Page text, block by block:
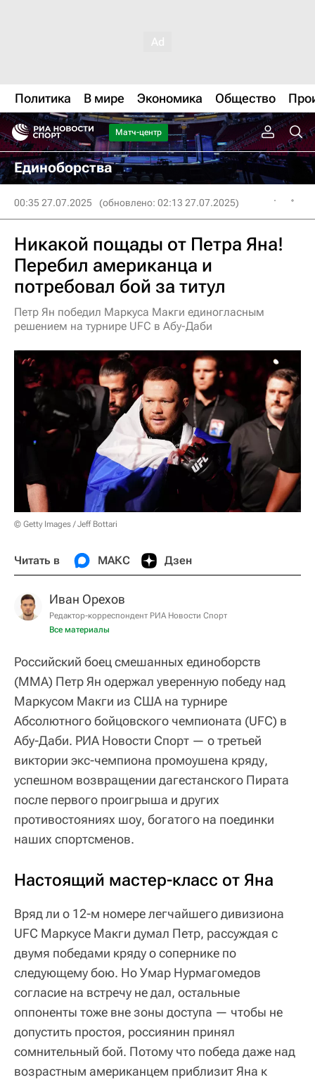
Политика В мире Экономика Общество
Матч-центр
Единоборства
00:35 27.07.2025 (обновлено: 02:13 27.07.2025)
Никакой пощады от Петра Яна!
Перебил американца и
потребовал бой за титул
Петр Ян победил Маркуса Макги единогласным
решением на турнире UFC в Абу-Даби
© Getty Images / Jeff Bottari
Читать в МАКС Дзен
Иван Орехов
Редактор-корреспондент РИА Новости Спорт
Все материалы
Российский боец смешанных единоборств
(ММА) Петр Ян одержал уверенную победу над
Маркусом Макги из США на турнире
Абсолютного бойцовского чемпионата (UFC) в
Абу-Даби. РИА Новости Спорт — о третьей
виктории экс-чемпиона промоушена кряду,
успешном возвращении дагестанского Пирата
после первого проигрыша и других
противостояниях шоу, богатого на поединки
наших спортсменов.
Настоящий мастер-класс от Яна
Вряд ли о 12-м номере легчайшего дивизиона
UFC Маркусе Макги думал Петр, рассуждая с
двумя победами кряду о сопернике по
следующему бою. Но Умар Нурмагомедов
согласие на встречу не дал, остальные
оппоненты тоже вне зоны доступа — чтобы не
допустить простоя, россиянин принял
сомнительный бой. Потому что победа даже над
возрастным американцем приблизит Яна к